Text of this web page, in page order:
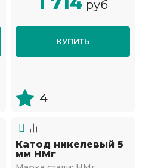
руб
КУПИТЬ
4
Катод никелевый 5
мм НМг